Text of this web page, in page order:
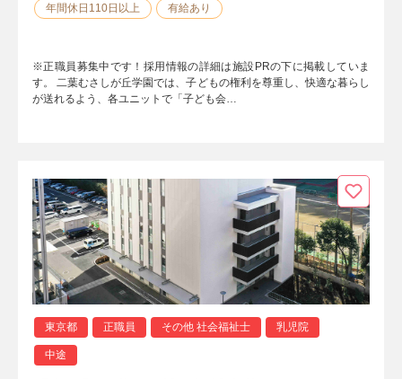
年間休日110日以上 有給あり
※正職員募集中です！採用情報の詳細は施設PRの下に掲載していま
す。 二葉むさしが丘学園では、子どもの権利を尊重し、快適な暮らし
が送れるよう、各ユニットで「子ども会…
東京都 正職員 その他 社会福祉士 乳児院
中途